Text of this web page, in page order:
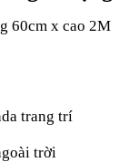
60cm x cao 2M
trang trí
trời